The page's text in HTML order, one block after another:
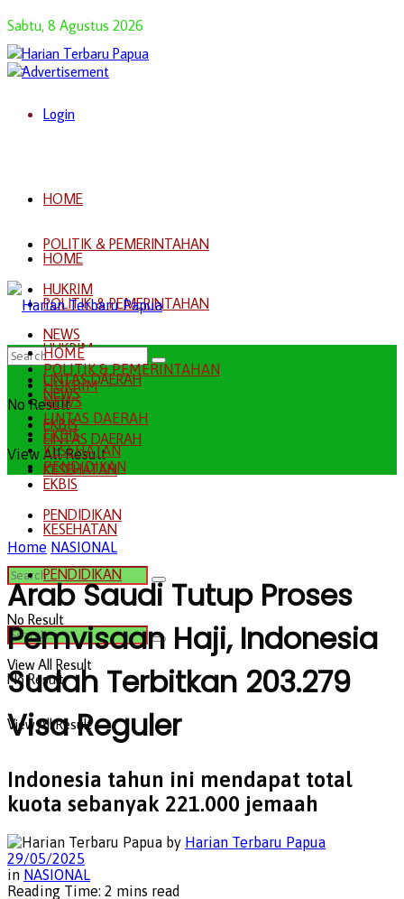
Sabtu, 8 Agustus 2026
Login
HOME
POLITIK & PEMERINTAHAN
HUKRIM
NEWS
LINTAS DAERAH
EKBIS
KESEHATAN
PENDIDIKAN
No Result
View All Result
HOME
POLITIK & PEMERINTAHAN
HUKRIM
NEWS
LINTAS DAERAH
EKBIS
KESEHATAN
PENDIDIKAN
No Result
View All Result
No Result
View All Result
HOME
POLITIK & PEMERINTAHAN
HUKRIM
NEWS
LINTAS DAERAH
EKBIS
KESEHATAN
PENDIDIKAN
Home NASIONAL
Arab Saudi Tutup Proses
Pemvisaan Haji, Indonesia
Sudah Terbitkan 203.279
Visa Reguler
Indonesia tahun ini mendapat total
kuota sebanyak 221.000 jemaah
by Harian Terbaru Papua
29/05/2025
in NASIONAL
Reading Time: 2 mins read